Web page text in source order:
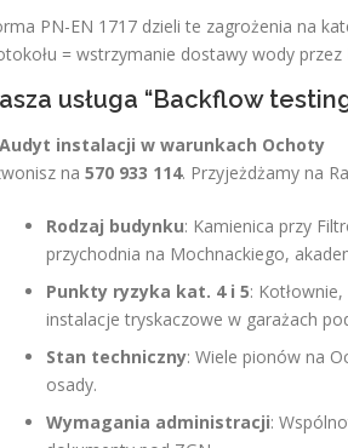
PN-EN 1717 dzieli te zagrożenia na
= wstrzymanie dostawy wody przez
usługa “Backflow
instalacji w warunkach Ochoty
na 570 933 114. Przyjeżdżamy na
Rodzaj budynku: Kamienica przy
przychodnia na Mochnackiego,
Punkty ryzyka kat. 4 i 5:
instalacje tryskaczowe w garażach
Stan techniczny: Wiele pionów na
osady.
Wymagania administracji: